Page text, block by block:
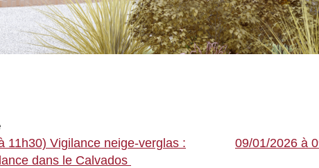
11h30) Vigilance neige-verglas :
dans le Calvados
09/01/2026 à